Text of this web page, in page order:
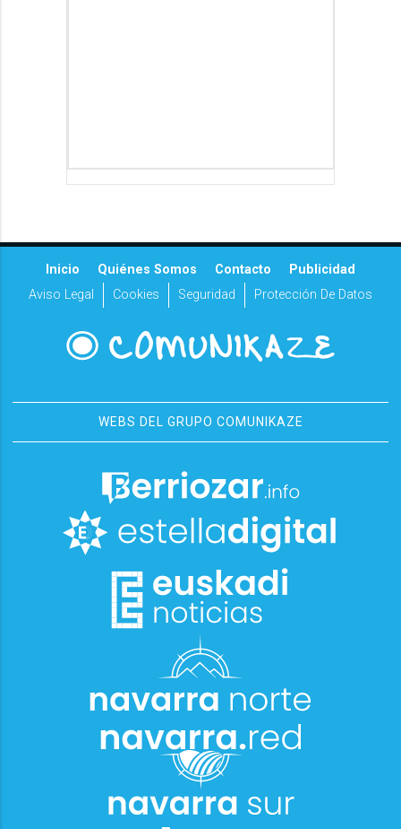
Inicio Quiénes Somos Contacto
Publicidad
Aviso Legal
Cookies Seguridad Protección De Datos
WEBS DEL GRUPO COMUNIKAZE